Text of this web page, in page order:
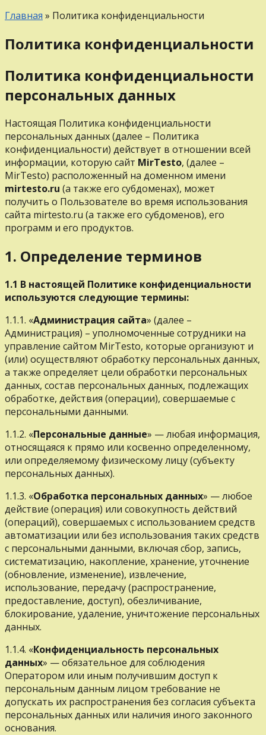
Главная » Политика конфиденциальности
Политика конфиденциальности
Политика конфиденциальности
персональных данных
Настоящая Политика конфиденциальности
персональных данных (далее – Политика
конфиденциальности) действует в отношении всей
информации, которую сайт MirTesto, (далее –
MirTesto) расположенный на доменном имени
mirtesto.ru (а также его субдоменах), может
получить о Пользователе во время использования
сайта mirtesto.ru (а также его субдоменов), его
программ и его продуктов.
1. Определение терминов
1.1 В настоящей Политике конфиденциальности
используются следующие термины:
1.1.1. «Администрация сайта» (далее –
Администрация) – уполномоченные сотрудники на
управление сайтом MirTesto, которые организуют и
(или) осуществляют обработку персональных данных,
а также определяет цели обработки персональных
данных, состав персональных данных, подлежащих
обработке, действия (операции), совершаемые с
персональными данными.
1.1.2. «Персональные данные» — любая информация,
относящаяся к прямо или косвенно определенному,
или определяемому физическому лицу (субъекту
персональных данных).
1.1.3. «Обработка персональных данных» — любое
действие (операция) или совокупность действий
(операций), совершаемых с использованием средств
автоматизации или без использования таких средств
с персональными данными, включая сбор, запись,
систематизацию, накопление, хранение, уточнение
(обновление, изменение), извлечение,
использование, передачу (распространение,
предоставление, доступ), обезличивание,
блокирование, удаление, уничтожение персональных
данных.
1.1.4. «Конфиденциальность персональных
данных» — обязательное для соблюдения
Оператором или иным получившим доступ к
персональным данным лицом требование не
допускать их распространения без согласия субъекта
персональных данных или наличия иного законного
основания.